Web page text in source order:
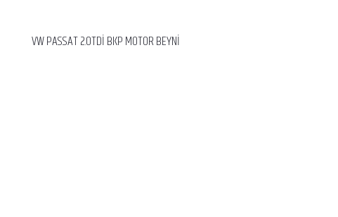
VW PASSAT 2.0TDİ BKP MOTOR BEYNİ